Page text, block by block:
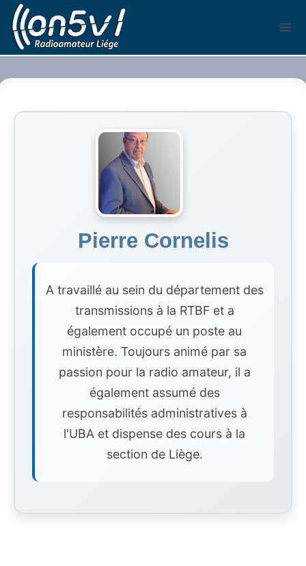
Aller
au
contenu
Pierre Cornelis
A travaillé au sein du département des
transmissions à la RTBF et a
également occupé un poste au
ministère. Toujours animé par sa
passion pour la radio amateur, il a
également assumé des
responsabilités administratives à
l'UBA et dispense des cours à la
section de Liège.